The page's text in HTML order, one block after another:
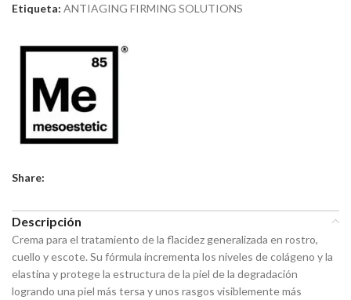
Etiqueta: ANTIAGING FIRMING SOLUTIONS
Share:
Descripción
Crema para el tratamiento de la flacidez generalizada en rostro,
cuello y escote. Su fórmula incrementa los niveles de colágeno y la
elastina y protege la estructura de la piel de la degradación
logrando una piel más tersa y unos rasgos visiblemente más